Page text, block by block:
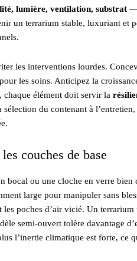
lumière, ventilation, substrat —
un terrarium stable, luxuriant et
les interventions lourdes.
les soins. Anticipez la
chaque élément doit servir la
du contenant à
couches de base
bocal ou une cloche en verre
large pour manipuler sans
les poches d’air vicié. Un
semi-ouvert tolère davantage
l’inertie climatique est forte, ce